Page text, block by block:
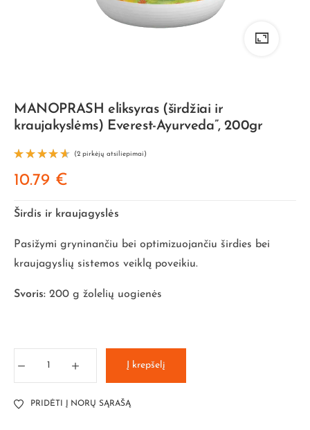
MANOPRASH eliksyras (širdžiai ir
kraujakyslėms) Everest-Ayurveda”, 200gr
mas:
4.50 iš 5
įvertini
mų:2)
(2 pirkėjų atsiliepimai)
10.79 €
Širdis ir kraujagyslės
Pasižymi gryninančiu bei optimizuojančiu širdies bei
kraujagyslių sistemos veiklą poveikiu.
Svoris: 200 g žolelių uogienės
Į krepšelį
PRIDĖTI Į NORŲ SĄRAŠĄ